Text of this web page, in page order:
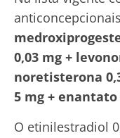
0,03 mg +
noretisterona
5 mg +
O etinilestradiol